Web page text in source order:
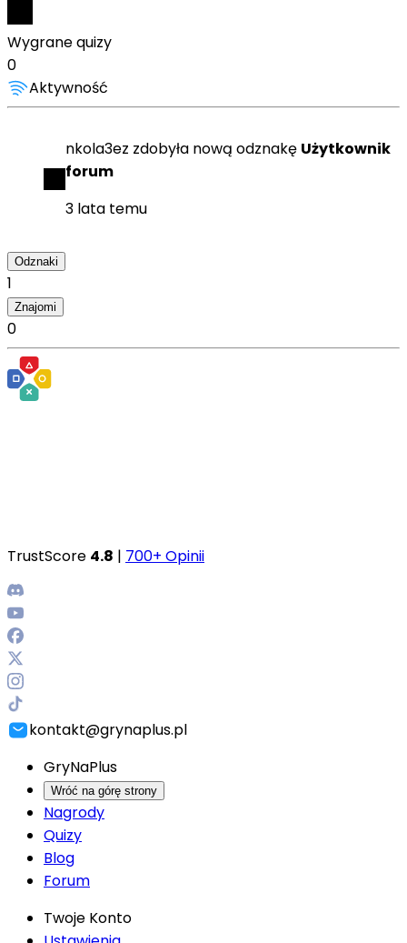
Wygrane quizy
0
Aktywność
nkola3ez zdobyła nową odznakę Użytkownik
forum
3 lata temu
Odznaki
1
Znajomi
0
TrustScore 4.8 | 700+ Opinii
kontakt@grynaplus.pl
GryNaPlus
Wróć na górę strony
Nagrody
Quizy
Blog
Forum
Twoje Konto